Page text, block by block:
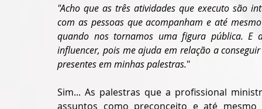
"Acho que as três atividades que executo são
com as pessoas que acompanham e até
quando nos tornamos uma figura pública.
influencer, pois me ajuda em relação a
presentes em minhas palestras."
Sim... As palestras que a profissional
assuntos como preconceito e até